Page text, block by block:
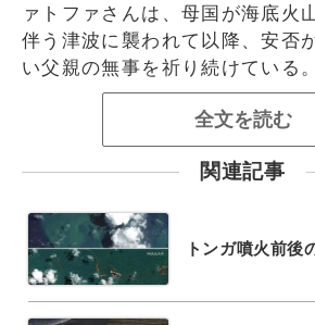
ァトファさんは、母国が海底火
伴う津波に襲われて以降、安否
い父親の無事を祈り続けている。
全文を読む
関連記事
トンガ噴火前後